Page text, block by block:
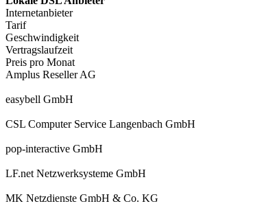
Internetanbieter
Tarif
Geschwindigkeit
Vertragslaufzeit
Preis pro Monat
Amplus Reseller AG
easybell GmbH
CSL Computer Service Langenbach GmbH
pop-interactive GmbH
LF.net Netzwerksysteme GmbH
MK Netzdienste GmbH & Co. KG